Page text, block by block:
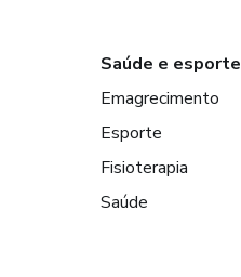
Saúde e esporte
Emagrecimento
Esporte
Fisioterapia
Saúde